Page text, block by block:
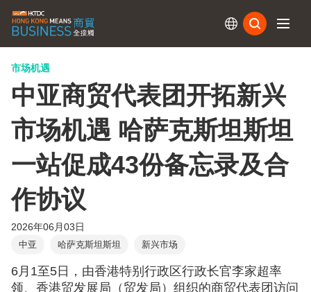
市场机遇
中亚商贸代表团开拓新兴
市场机遇 哈萨克斯坦斯坦
一站促成43份备忘录及合
作协议
2026年06月03日
中亚 哈萨克斯坦斯坦 新兴市场
6月1至5日，由香港特别行政区行政长官李家超率
领、香港贸发展局（贸发局）组织的商贸代表团访问